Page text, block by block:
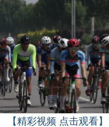
【精彩视频 点击观看】